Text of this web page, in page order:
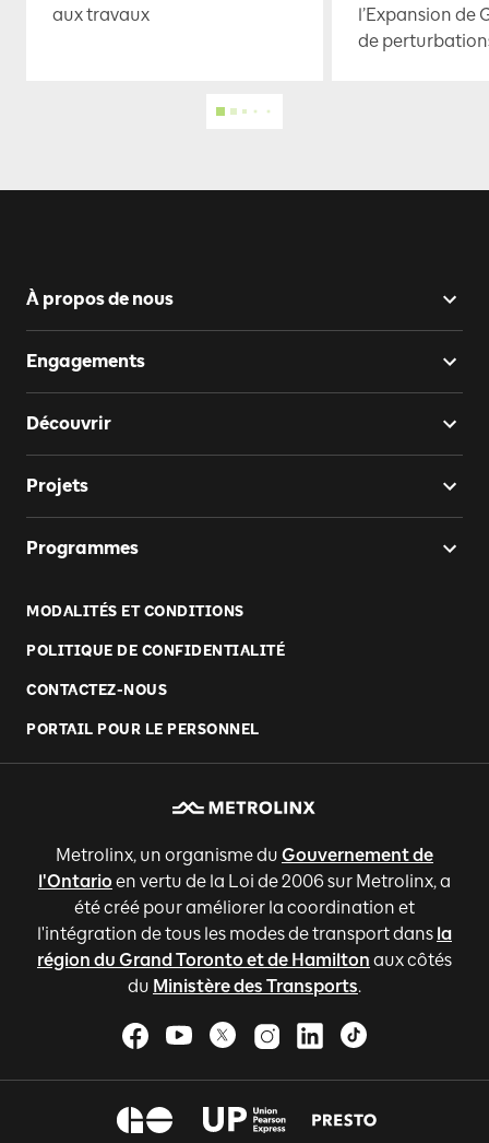
aux travaux
l’Expansion de
de
À propos de nous
Engagements
Découvrir
Projets
Programmes
MODALITÉS ET CONDITIONS
POLITIQUE DE CONFIDENTIALITÉ
CONTACTEZ-NOUS
PORTAIL POUR LE PERSONNEL
Metrolinx, un organisme du Gouvernement de
l'Ontario en vertu de la Loi de 2006 sur Metrolinx, a
été créé pour améliorer la coordination et
l'intégration de tous les modes de transport dans la
région du Grand Toronto et de Hamilton aux côtés
du Ministère des Transports.